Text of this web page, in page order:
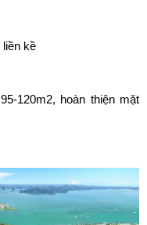
liền kề
120m2, hoàn thiện mặt